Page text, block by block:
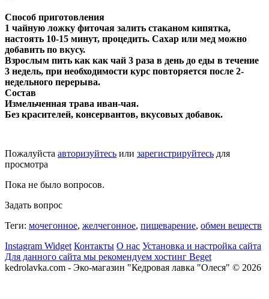
Способ приготовления
1 чайную ложку фиточая залить стаканом кипятка,
настоять 10-15 минут, процедить. Сахар или мед можно
добавить по вкусу.
Взрослым пить как как чай 3 раза в день до еды в течение
3 недель, при необходимости курс повторяется после 2-
недельного перерыва.
Состав
Измельченная трава иван-чая.
Без красителей, консервантов, вкусовых добавок.
Пожалуйста авторизуйтесь или зарегистрируйтесь для
просмотра
Пока не было вопросов.
Задать вопрос
Теги: мочегонное, желчегонное, пищеварение, обмен веществ
Instagram Widget Контакты О нас Установка и настройка сайта
Для данного сайта мы рекомендуем хостинг Beget
kedrolavka.com - Эко-магазин "Кедровая лавка "Олеся" © 2026